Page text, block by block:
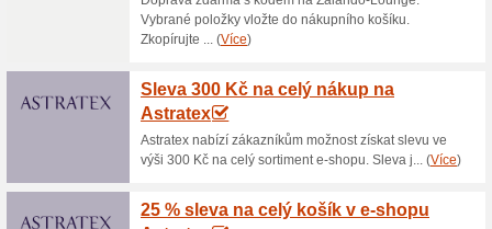
Využijte slevu 20 % na
akce Ona Dnes. Sleva platí
jak v e-shopu, tak v
s jinými akcemi ani použít na